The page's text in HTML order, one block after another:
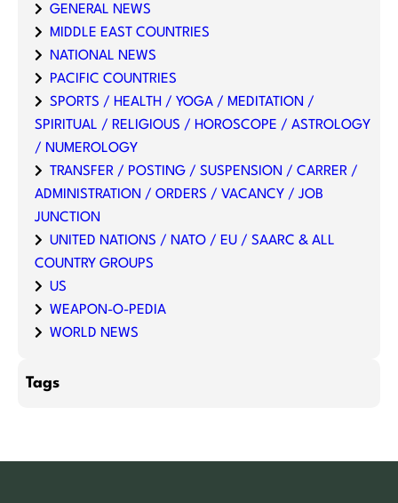
GENERAL NEWS
MIDDLE EAST COUNTRIES
NATIONAL NEWS
PACIFIC COUNTRIES
SPORTS / HEALTH / YOGA / MEDITATION /
SPIRITUAL / RELIGIOUS / HOROSCOPE / ASTROLOGY
/ NUMEROLOGY
TRANSFER / POSTING / SUSPENSION / CARRER /
ADMINISTRATION / ORDERS / VACANCY / JOB
JUNCTION
UNITED NATIONS / NATO / EU / SAARC & ALL
COUNTRY GROUPS
US
WEAPON-O-PEDIA
WORLD NEWS
Tags